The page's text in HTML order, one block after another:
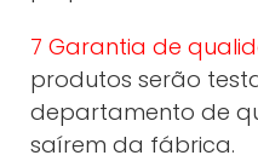
7 Garantia de
produtos serão
departamento de
saírem da fábrica.